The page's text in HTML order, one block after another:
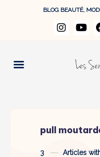
BLOG BEAUTÉ,
pull
3 Articles